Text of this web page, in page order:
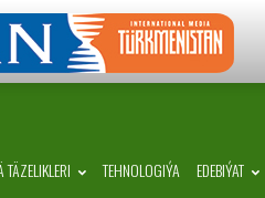
TÄZELIKLERI TEHNOLOGIÝA EDEBIÝAT